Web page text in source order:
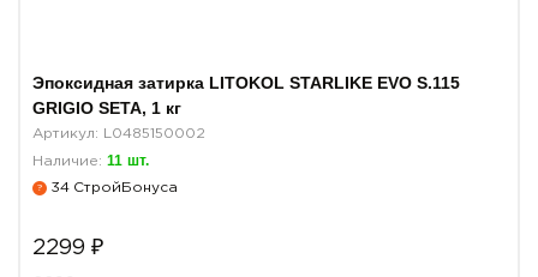
Эпоксидная затирка LITOKOL STARLIKE EVO S.115
GRIGIO SETA, 1 кг
Артикул: L0485150002
Наличие: 11 шт.
? 34 СтройБонуса
2299 ₽